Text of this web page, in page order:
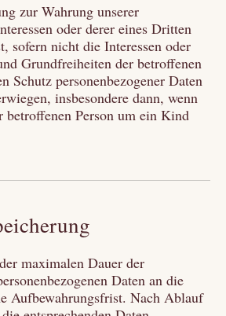
zur Wahrung unserer
oder derer eines Dritten
sofern nicht die Interessen oder
Grundfreiheiten der betroffenen
Schutz personenbezogener Daten
insbesondere dann, wenn
betroffenen Person um ein Kind
maximalen Dauer der
Daten an die
Aufbewahrungsfrist. Nach Ablauf